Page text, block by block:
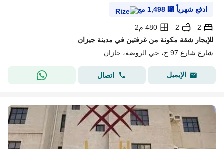
ادفع شهرياً ⃁
1,498 مع
2
2
480 م2
للإيجار شقة مكونة من غرفتين في مدينة جيزان
شارع شارع 97 ج، حي الروضة، جازان
الإيميل اتصال